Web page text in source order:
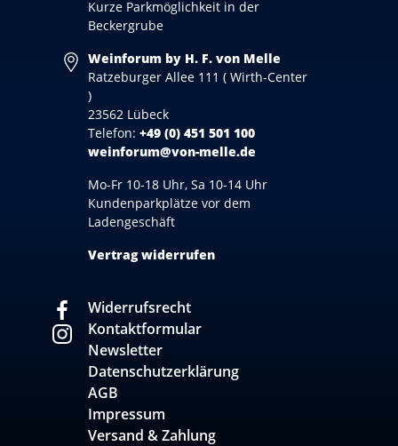
Kurze Parkmöglichkeit in der
Beckergrube
Weinforum by H. F. von Melle
Ratzeburger Allee 111 ( Wirth-Center
)
23562 Lübeck
Telefon: +49 (0) 451 501 100
weinforum@von-melle.de
Mo-Fr 10-18 Uhr, Sa 10-14 Uhr
Kundenparkplätze vor dem
Ladengeschäft
Vertrag widerrufen
Widerrufsrecht
Kontaktformular
Newsletter
Datenschutzerklärung
AGB
Impressum
Versand & Zahlung